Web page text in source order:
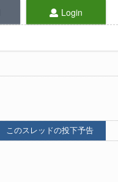
Login
このスレッドの投下予告